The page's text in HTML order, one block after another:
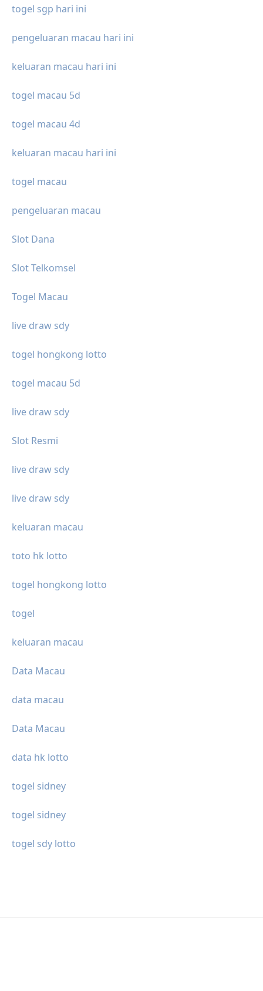
togel sgp hari ini
pengeluaran macau hari ini
keluaran macau hari ini
togel macau 5d
togel macau 4d
keluaran macau hari ini
togel macau
pengeluaran macau
Slot Dana
Slot Telkomsel
Togel Macau
live draw sdy
togel hongkong lotto
togel macau 5d
live draw sdy
Slot Resmi
live draw sdy
live draw sdy
keluaran macau
toto hk lotto
togel hongkong lotto
togel
keluaran macau
Data Macau
data macau
Data Macau
data hk lotto
togel sidney
togel sidney
togel sdy lotto